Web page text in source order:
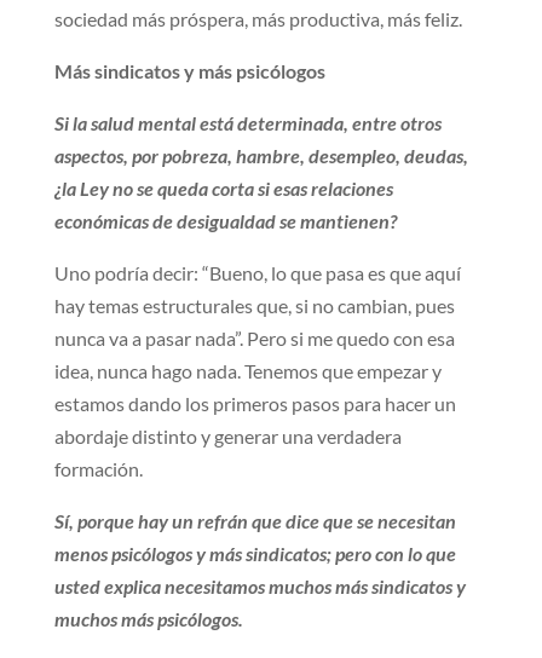
sociedad más próspera, más productiva, más feliz.
Más sindicatos y más psicólogos
Si la salud mental está determinada, entre otros
aspectos, por pobreza, hambre, desempleo, deudas,
¿la Ley no se queda corta si esas relaciones
económicas de desigualdad se mantienen?
Uno podría decir: “Bueno, lo que pasa es que aquí
hay temas estructurales que, si no cambian, pues
nunca va a pasar nada”. Pero si me quedo con esa
idea, nunca hago nada. Tenemos que empezar y
estamos dando los primeros pasos para hacer un
abordaje distinto y generar una verdadera
formación.
Sí, porque hay un refrán que dice que se necesitan
menos psicólogos y más sindicatos; pero con lo que
usted explica necesitamos muchos más sindicatos y
muchos más psicólogos.